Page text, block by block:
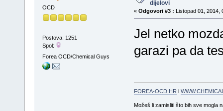
OCD
Postova: 1251
Spol:
Forea OCD/Chemical Guys
dijelovi
« Odgovori #3 : Listopad 01, 2014,
Jel netko
garazi pa da
FOREA-OCD.HR i
Možeš li zamisliti što bih sve mogla